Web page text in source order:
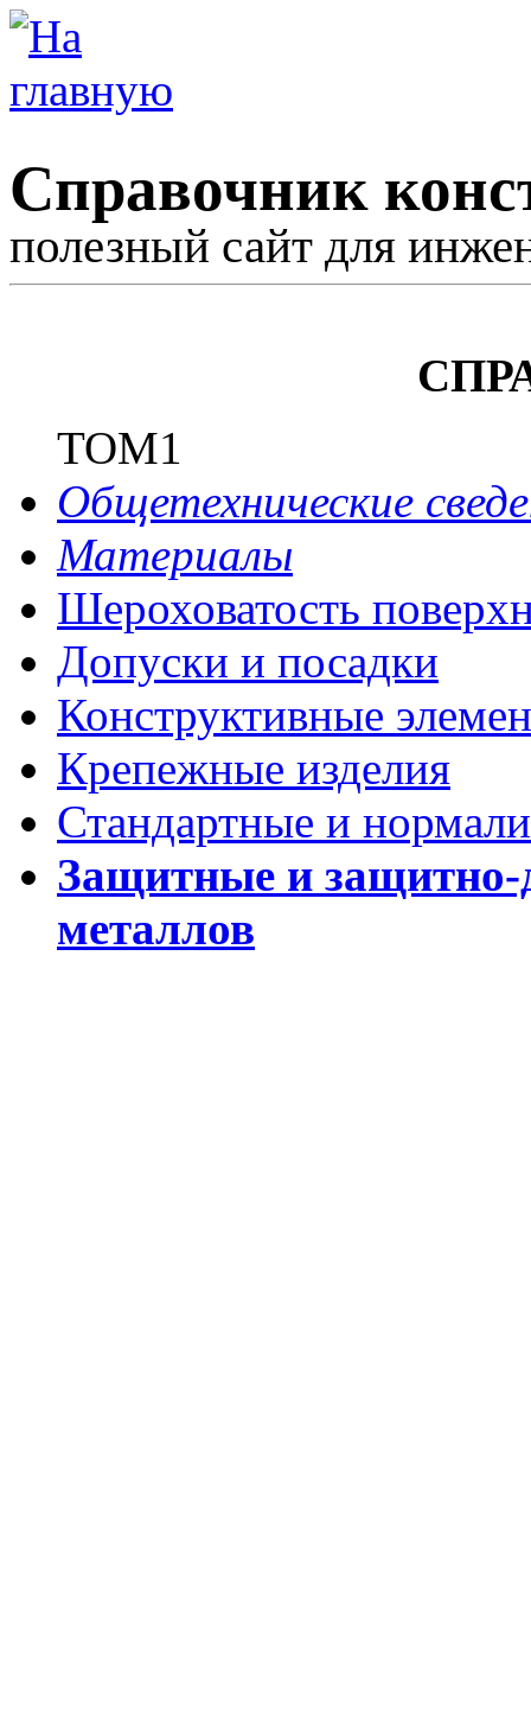
Справочник
полезный сайт для
ТОМ1
Общетехнические
Материалы
Шероховатость
Допуски и посадки
Конструктивные
Крепежные изделия
Стандартные и
Защитные и защитно-
металлов